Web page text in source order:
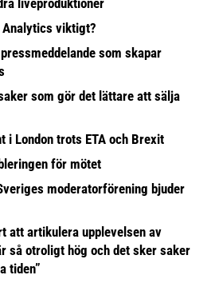
viktigt?
som skapar
som gör det lättare att sälja
i London trots ETA och Brexit
för mötet
moderatorförening bjuder
att artikulera upplevelsen av
så otroligt hög och det sker saker
tiden”